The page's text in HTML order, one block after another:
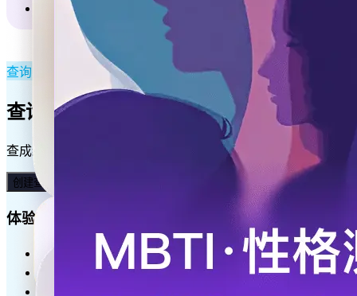
心理健康知觉测试
查询·修改
查询更轻松，数据更安全
查成绩、查排名、查进度、查状态、查考场，查证书⋯ 还支
创建查询系统
体验对外查询
报名结果查询
录取结果查询